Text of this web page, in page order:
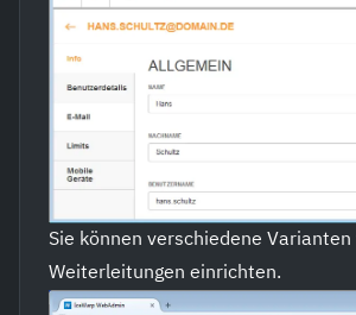
Sie können verschiedene Varianten
Weiterleitungen einrichten.